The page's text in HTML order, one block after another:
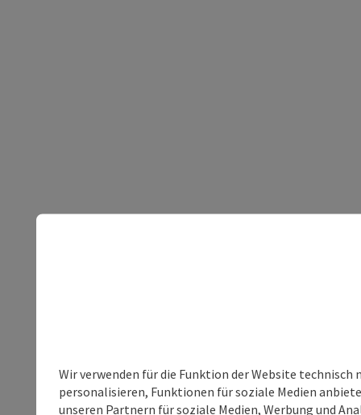
Wir verwenden für die Funktion der Website
personalisieren, Funktionen für soziale Medien
unseren Partnern für soziale Medien, Werbung und